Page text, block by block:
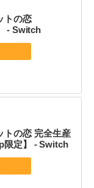
トの恋
- Switch
トの恋 完全生産
限定】 - Switch